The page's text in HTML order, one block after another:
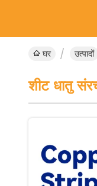
घर उत्पादों
शीट धातु